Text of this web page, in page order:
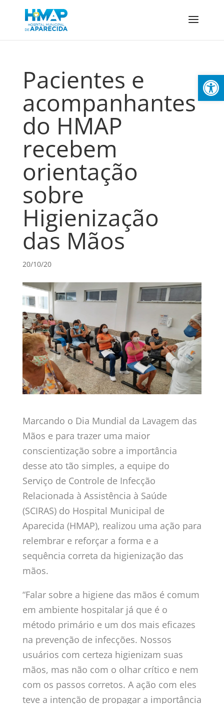
Abrir
Pacientes e
acompanhantes
do HMAP
recebem
orientação
sobre
Higienização
das Mãos
20/10/20
Marcando o Dia Mundial da Lavagem das
Mãos e para trazer uma maior
conscientização sobre a importância
desse ato tão simples, a equipe do
Serviço de Controle de Infecção
Relacionada à Assistência à Saúde
(SCIRAS) do Hospital Municipal de
Aparecida (HMAP), realizou uma ação para
relembrar e reforçar a forma e a
sequência correta da higienização das
mãos.
“Falar sobre a higiene das mãos é comum
em ambiente hospitalar já que é o
método primário e um dos mais eficazes
na prevenção de infecções. Nossos
usuários com certeza higienizam suas
mãos, mas não com o olhar crítico e nem
com os passos corretos. A ação com eles
teve a intenção de propagar a importância